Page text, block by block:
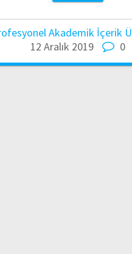
Akademik İçerik
12 Aralık 2019
0